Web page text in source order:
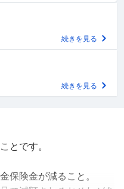
のの友人の紹介というの
まってしまいました。か
心が壊れる気がして行く
いのか何も分からなくな
てしまいたいです。
続きを見る
続きを見る
とです。
保険金が減ること。